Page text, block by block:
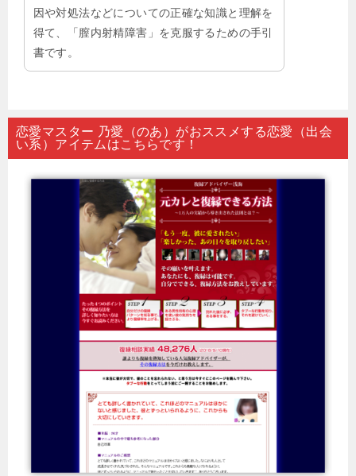
因や対処法などについての正確な知識と理解を
得て、「膣内射精障害」を克服するための手引
書です。
恋愛マスター 乃愛（のあ）がおススメする恋愛（出会
い系）アイテムはこちらです！